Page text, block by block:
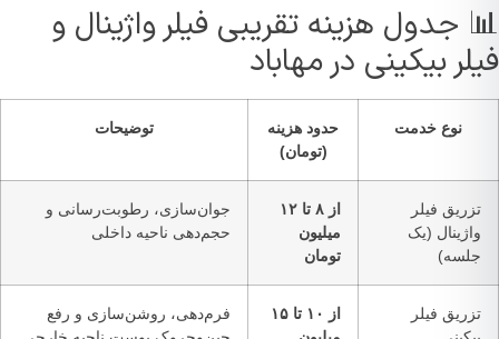
هزینه تقریبی فیلر واژینال و
بیکینی در مهاباد
نوع خدمت
حدود هزینه
(تومان)
توضیحات
فیلر
(یک
از ۸ تا ۱۲
میلیون
تومان
جوان‌سازی، رطوبت‌رسانی و
حجم‌دهی ناحیه داخلی
فیلر
از ۱۰ تا ۱۵
فرم‌دهی، روشن‌سازی و رفع